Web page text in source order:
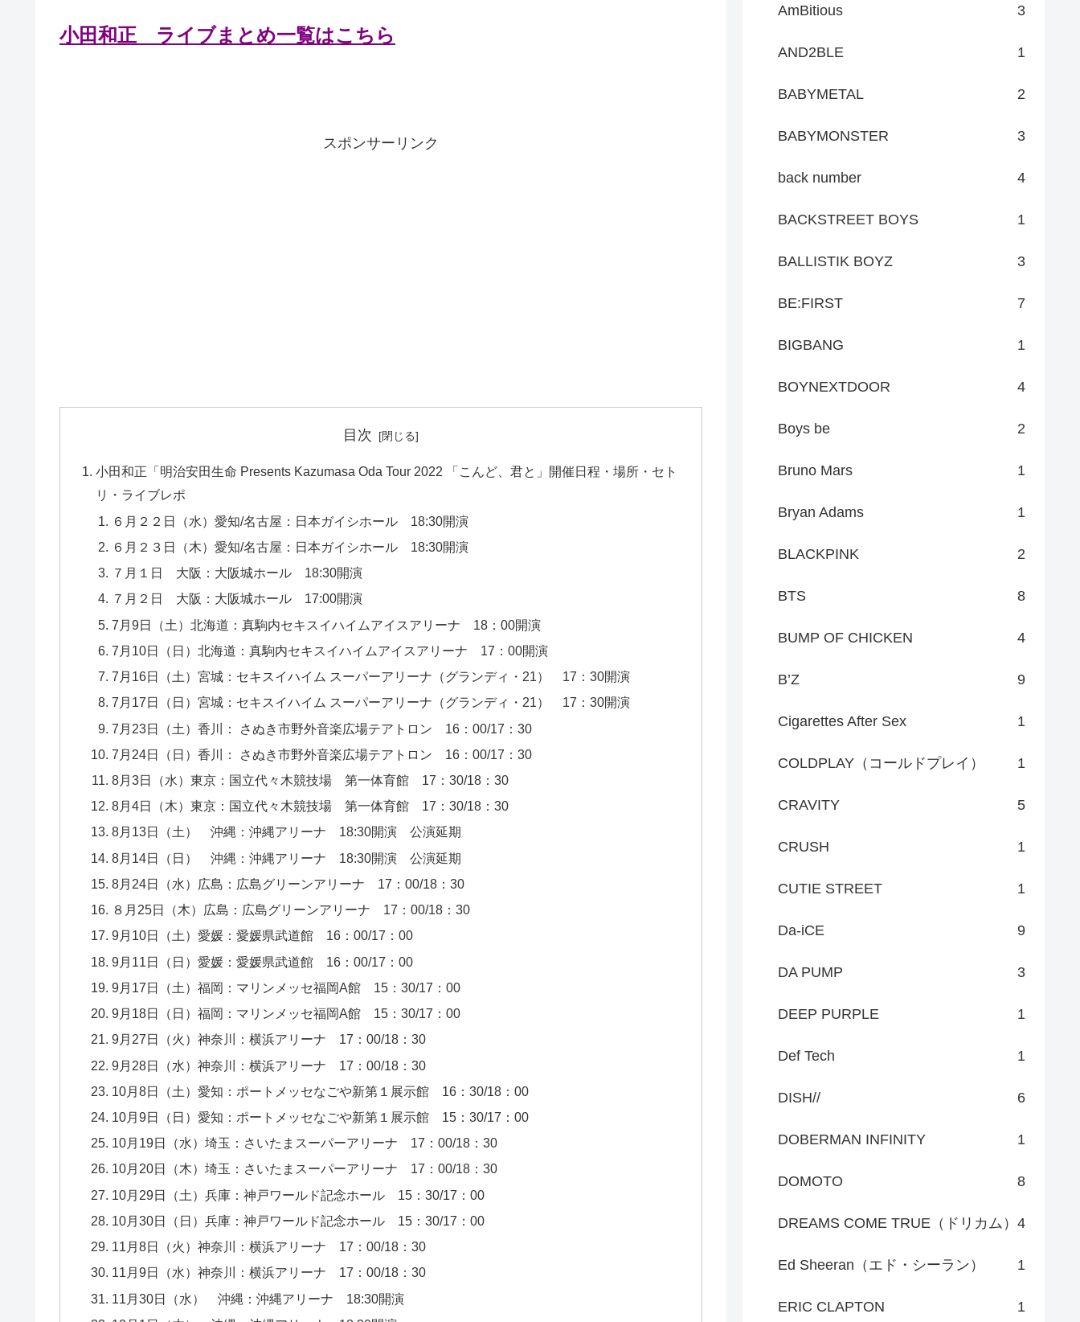
小田和正 ライブまとめ一覧はこちら
スポンサーリンク
目次
小田和正「明治安田生命 Presents Kazumasa Oda Tour 2022 「こんど、君と」開催日程・場所・セト
リ・ライブレポ
６月２２日（水）愛知/名古屋：日本ガイシホール 18:30開演
６月２３日（木）愛知/名古屋：日本ガイシホール 18:30開演
７月１日 大阪：大阪城ホール 18:30開演
７月２日 大阪：大阪城ホール 17:00開演
7月9日（土）北海道：真駒内セキスイハイムアイスアリーナ 18：00開演
7月10日（日）北海道：真駒内セキスイハイムアイスアリーナ 17：00開演
7月16日（土）宮城：セキスイハイム スーパーアリーナ（グランディ・21） 17：30開演
7月17日（日）宮城：セキスイハイム スーパーアリーナ（グランディ・21） 17：30開演
7月23日（土）香川： さぬき市野外音楽広場テアトロン 16：00/17：30
7月24日（日）香川： さぬき市野外音楽広場テアトロン 16：00/17：30
8月3日（水）東京：国立代々木競技場 第一体育館 17：30/18：30
8月4日（木）東京：国立代々木競技場 第一体育館 17：30/18：30
8月13日（土） 沖縄：沖縄アリーナ 18:30開演 公演延期
8月14日（日） 沖縄：沖縄アリーナ 18:30開演 公演延期
8月24日（水）広島：広島グリーンアリーナ 17：00/18：30
８月25日（木）広島：広島グリーンアリーナ 17：00/18：30
9月10日（土）愛媛：愛媛県武道館 16：00/17：00
9月11日（日）愛媛：愛媛県武道館 16：00/17：00
9月17日（土）福岡：マリンメッセ福岡A館 15：30/17：00
9月18日（日）福岡：マリンメッセ福岡A館 15：30/17：00
9月27日（火）神奈川：横浜アリーナ 17：00/18：30
9月28日（水）神奈川：横浜アリーナ 17：00/18：30
10月8日（土）愛知：ポートメッセなごや新第１展示館 16：30/18：00
10月9日（日）愛知：ポートメッセなごや新第１展示館 15：30/17：00
10月19日（水）埼玉：さいたまスーパーアリーナ 17：00/18：30
10月20日（木）埼玉：さいたまスーパーアリーナ 17：00/18：30
10月29日（土）兵庫：神戸ワールド記念ホール 15：30/17：00
10月30日（日）兵庫：神戸ワールド記念ホール 15：30/17：00
11月8日（火）神奈川：横浜アリーナ 17：00/18：30
11月9日（水）神奈川：横浜アリーナ 17：00/18：30
11月30日（水） 沖縄：沖縄アリーナ 18:30開演
AmBitious 3
AND2BLE 1
BABYMETAL 2
BABYMONSTER 3
back number 4
BACKSTREET BOYS 1
BALLISTIK BOYZ 3
BE:FIRST 7
BIGBANG 1
BOYNEXTDOOR 4
Boys be 2
Bruno Mars 1
Bryan Adams 1
BLACKPINK 2
BTS 8
BUMP OF CHICKEN 4
B’Z 9
Cigarettes After Sex 1
COLDPLAY（コールドプレイ） 1
CRAVITY 5
CRUSH 1
CUTIE STREET 1
Da-iCE 9
DA PUMP 3
DEEP PURPLE 1
Def Tech 1
DISH// 6
DOBERMAN INFINITY 1
DOMOTO 8
DREAMS COME TRUE（ドリカム） 4
Ed Sheeran（エド・シーラン） 1
ERIC CLAPTON 1